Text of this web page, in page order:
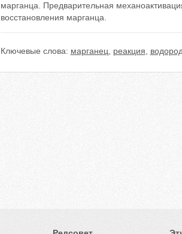
марганца. Предварительная
восстановления марганца.
Ключевые слова: марганец реакция